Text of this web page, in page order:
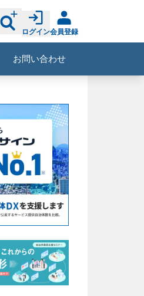
ログイン会員登録
お問い合わせ